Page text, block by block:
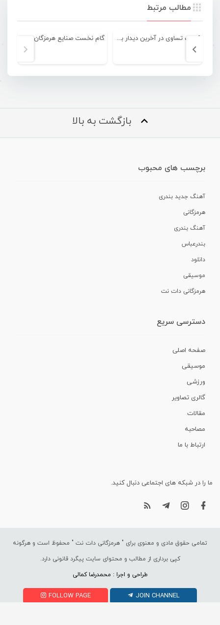
مطالب مرتبط
کسب تساوی در آخرین دیدار برای آذرخش
بازگشت به بالا
برچسب های محبوب
آهنگ جدید بندری
هرمزگانی
آهنگ بندری
بندرعباس
دانلود
موسیقی
هرمزگانی دات نت
دسترسی سریع
صفحه اصلی
موسیقی
ورزشی
گالری تصاویر
مقالات
مصاحبه
ارتباط با ما
ما را در شبکه های اجتماعی دنبال کنید.
تمامی حقوق مادی و معنوی برای " هرمزگانی دات نت " محفوظ است و هرگونه
کپی برداری از مطالب و محتوای سایت پیگرد قانونی دارد.
طراحی و اجرا : محمدرضا کمالی
FOLLOW PAGE JOIN CHANNEL